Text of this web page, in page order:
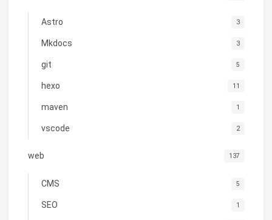
Astro 3
Mkdocs 3
git 5
hexo 11
maven 1
vscode 2
web 137
CMS 5
SEO 1